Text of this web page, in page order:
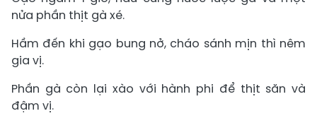
nửa phần thịt gà xé.
Hầm đến khi gạo bung nở, cháo sánh mịn thì nêm
gia vị.
Phần gà còn lại xào với hành phi để thịt săn và
đậm vị.